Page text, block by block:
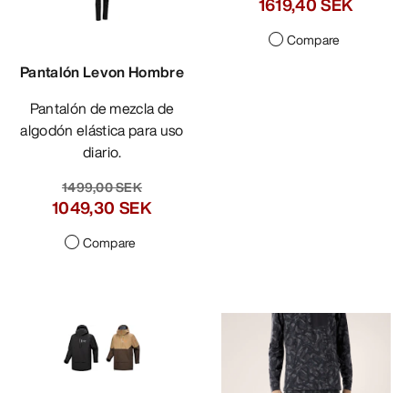
Pantalón Levon Hombre
Pantalón de mezcla de
algodón elástica para uso
diario.
1499,00 SEK
1049,30 SEK
Compare
Compare